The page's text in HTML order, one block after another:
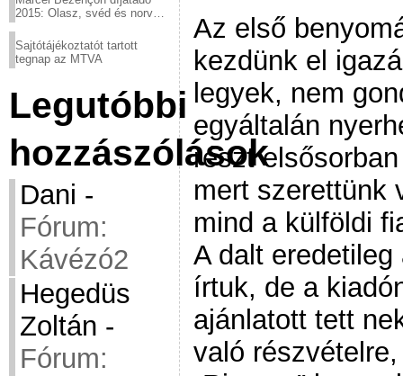
2015: Olasz, svéd és norvég
Sajtótájékoztatót tartott
tegnap az MTVA
Legutóbbi
hozzászólások
Dani -
Fórum:
Kávézó2
Hegedüs
Zoltán -
Fórum:
Az első
kezdünk el
legyek, nem
egyáltalán
részt
mert szerettünk
mind a külföldi
A dalt
írtuk, de a
ajánlatott tett
való